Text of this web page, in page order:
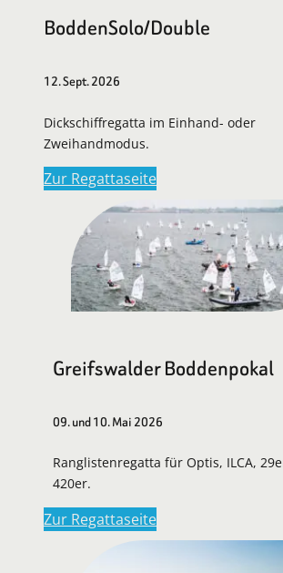
BoddenSolo/Double
12. Sept. 2026
Dickschiffregatta im Einhand- oder
Zweihandmodus.
Zur Regattaseite
Greifswalder Boddenpokal
09. und 10. Mai 2026
Ranglistenregatta für Optis, ILCA,
420er.
Zur Regattaseite